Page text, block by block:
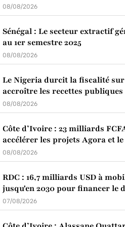
08/08/2026
Sénégal : Le secteur extractif
au 1er semestre 2025
08/08/2026
Le Nigeria durcit la fiscalité
accroître les recettes publiques
08/08/2026
Côte d’Ivoire : 23 milliards
accélérer les projets Agora et
08/08/2026
RDC : 16,7 milliards USD à
jusqu'en 2030 pour financer le
07/08/2026